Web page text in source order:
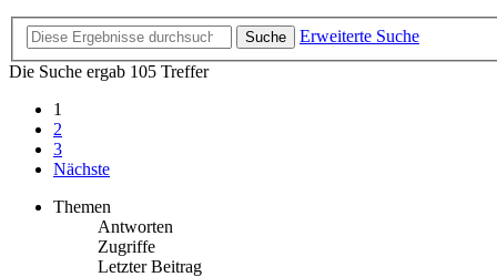
Suche
Erweiterte Suche
Die Suche ergab 105 Treffer
1
2
3
Nächste
Themen
Antworten
Zugriffe
Letzter Beitrag